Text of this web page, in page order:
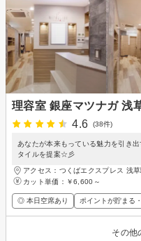
理容室 銀座マツナガ 浅
4.6
(38件)
あなたが本来もっている魅力を引き
タイルを提案☆彡
アクセス：つくばエクスプレス 浅
カット単価： ￥6,600～
◎ 本日空席あり ポイントが貯まる
その他